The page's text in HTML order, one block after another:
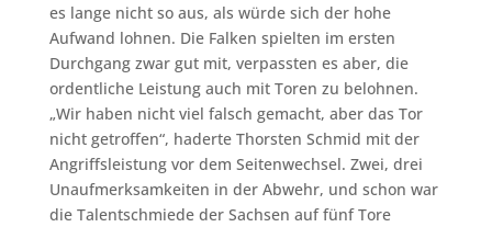
es lange nicht so aus, als würde sich der hohe
Aufwand lohnen. Die Falken spielten im ersten
Durchgang zwar gut mit, verpassten es aber, die
ordentliche Leistung auch mit Toren zu belohnen.
„Wir haben nicht viel falsch gemacht, aber das Tor
nicht getroffen“, haderte Thorsten Schmid mit der
Angriffsleistung vor dem Seitenwechsel. Zwei, drei
Unaufmerksamkeiten in der Abwehr, und schon war
die Talentschmiede der Sachsen auf fünf Tore